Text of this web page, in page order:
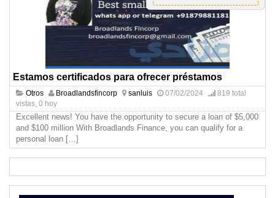
Estamos certificados para ofrecer préstamos
Otros Broadlandsfincorp sanluis 07/02/2024
819 total
vistas, 0 hoy
Excellent news! You have the opportunity to secure a loan of $5,000
and $100 million With Broadlands Finance, you can qualify for a
personal loan […]